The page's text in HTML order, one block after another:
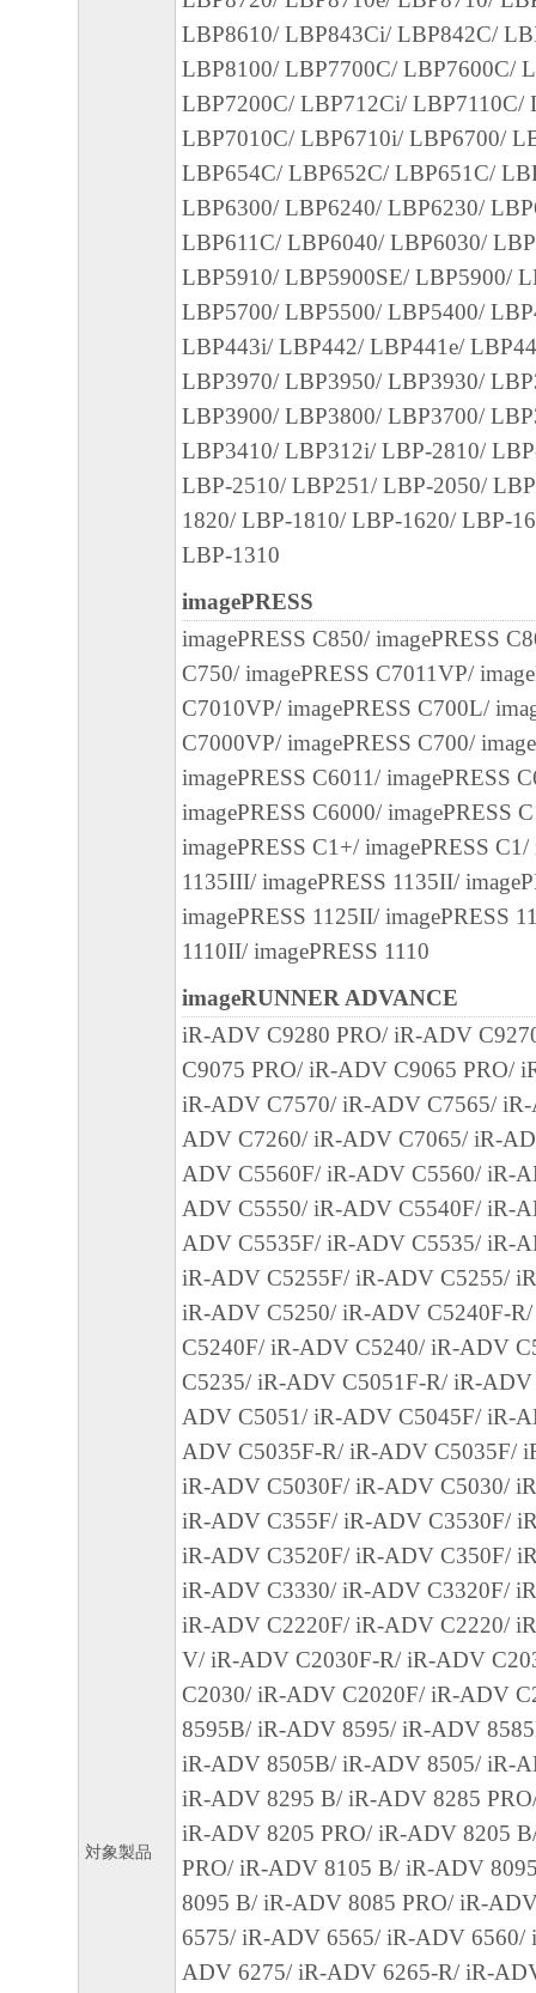
と黙示たるとを問わず、本契約書によって
るいは許諾されるものではありません。
(1) お客様は、再使用許諾、譲渡、販売、
くは貸与その他の方法により、第三者に「
ア」を使用させることはできません。
(2) お客様は、「本ソフトウェア」の全部
正、改変、逆コンパイル、逆アセンブル、
エンジニアリング等することはできません
このような行為をさせてはなりません。
３．著作権表示
お客様は、「本ソフトウェア」に含まれる
キヤノンのライセンサーの著作権表示を変
しくは削除してはなりません。
「本ソフトウェア」に係る権原および所有
によりキヤノンまたはキヤノンのライセン
お客様は、日本国政府または関連する外国
許可等を得ることなしに、「本ソフトウェ
は一部を、直接または間接に輸出してはな
６．サポートおよびアップデート
キヤノン、キヤノンの子会社、関係会社、
客様による許諾ソフトウェアの使用を支援
び許諾ソフトウェアに対してアップデート
るいはサポートを行うことについて、いか
ものではありません。
７．保証の否認・免責
(1) 「本ソフトウェア」は、『現状のまま
諾されます。キヤノン、キヤノンの子会社
連会社、それらの販売代理店または販売店
「本ソフトウェア」に関して、商品性およ
の適合性の保証を含め、いかなる保証も、
たるとを問わず一切しないものとします。
(2) キヤノン、キヤノンの子会社、キヤノ
れらの販売代理店または販売店のいずれも
ェア」の使用または使用不能から生ずるい
失利益およびその他の派生的または付随的
これらに限定されない全ての損害を言いま
て、適用法で認められる限り、一切の責任
とします。たとえ、キヤノン、キヤノンの
ンの関連会社、それらの販売代理店または
損害の可能性について知らされていた場合
(3) キヤノン、キヤノンの子会社、キヤノ
れらの販売代理店または販売店のいずれも
ェア」、または「本ソフトウェア」の使用
連してお客様と第三者との間に生じたいか
ても、一切責任を負わないものとします。
８. ご承諾
お客様は、「本ソフトウェア」を使用して
対象製品
LBP8610/ LBP843Ci/ LBP842C/
LBP8100/ LBP7700C/ LBP7600C/
LBP7200C/ LBP712Ci/ LBP7110C/
LBP7010C/ LBP6710i/ LBP6700/
LBP654C/ LBP652C/ LBP651C/
LBP6300/ LBP6240/ LBP6230/
LBP611C/ LBP6040/ LBP6030/
LBP5910/ LBP5900SE/ LBP5900/
LBP5700/ LBP5500/ LBP5400/
LBP443i/ LBP442/ LBP441e/
LBP3970/ LBP3950/ LBP3930/
LBP3900/ LBP3800/ LBP3700/
LBP3410/ LBP312i/ LBP-2810/
LBP-2510/ LBP251/ LBP-2050/
1820/ LBP-1810/ LBP-1620/ LBP-
LBP-1310
imagePRESS
imagePRESS C850/ imagePRESS
C750/ imagePRESS C7011VP/
C7010VP/ imagePRESS C700L/
C7000VP/ imagePRESS C700/
imagePRESS C6011/ imagePRESS
imagePRESS C6000/ imagePRESS
imagePRESS C1+/ imagePRESS C1/
1135III/ imagePRESS 1135II/
imagePRESS 1125II/ imagePRESS
1110II/ imagePRESS 1110
imageRUNNER ADVANCE
iR-ADV C9280 PRO/ iR-ADV
C9075 PRO/ iR-ADV C9065 PRO/
iR-ADV C7570/ iR-ADV C7565/
ADV C7260/ iR-ADV C7065/ iR-
ADV C5560F/ iR-ADV C5560/ iR-
ADV C5550/ iR-ADV C5540F/ iR-
ADV C5535F/ iR-ADV C5535/ iR-
iR-ADV C5255F/ iR-ADV C5255/
iR-ADV C5250/ iR-ADV C5240F-
C5240F/ iR-ADV C5240/ iR-ADV
C5235/ iR-ADV C5051F-R/ iR-
ADV C5051/ iR-ADV C5045F/ iR-
ADV C5035F-R/ iR-ADV C5035F/
iR-ADV C5030F/ iR-ADV C5030/
iR-ADV C355F/ iR-ADV C3530F/
iR-ADV C3520F/ iR-ADV C350F/
iR-ADV C3330/ iR-ADV C3320F/
iR-ADV C2220F/ iR-ADV C2220/
V/ iR-ADV C2030F-R/ iR-ADV
C2030/ iR-ADV C2020F/ iR-ADV
8595B/ iR-ADV 8595/ iR-ADV
iR-ADV 8505B/ iR-ADV 8505/ iR-
iR-ADV 8295 B/ iR-ADV 8285
iR-ADV 8205 PRO/ iR-ADV 8205
PRO/ iR-ADV 8105 B/ iR-ADV
8095 B/ iR-ADV 8085 PRO/ iR-
6575/ iR-ADV 6565/ iR-ADV 6560/
ADV 6275/ iR-ADV 6265-R/ iR-